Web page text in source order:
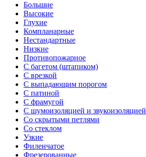
Большие
Высокие
Глухие
Компланарные
Нестандартные
Низкие
Противопожарное
С багетом (штапиком)
С врезкой
С выпадающим порогом
С патиной
С фрамугой
С шумоизоляцией и звукоизоляцией
Со скрытыми петлями
Со стеклом
Узкие
Филенчатое
Фрезерованные